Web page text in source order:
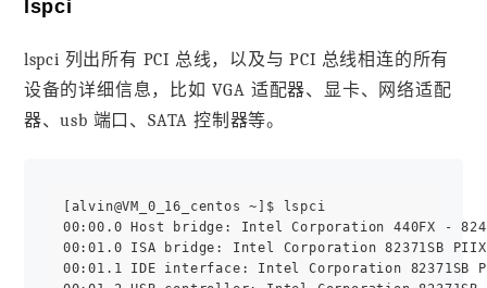
lspci
lspci 列出所有 PCI 总线，以及与 PCI 总线相连的所有
设备的详细信息，比如 VGA 适配器、显卡、网络适配
器、usb 端口、SATA 控制器等。
[alvin@VM_0_16_centos ~]$ lspci
00:00.0 Host bridge: Intel Corporation 440FX -
00:01.0 ISA bridge: Intel Corporation 82371SB
00:01.1 IDE interface: Intel Corporation 82371SB